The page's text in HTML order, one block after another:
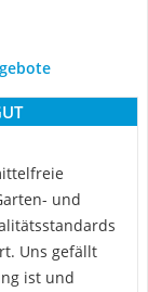
und
Uns gefällt
ist und